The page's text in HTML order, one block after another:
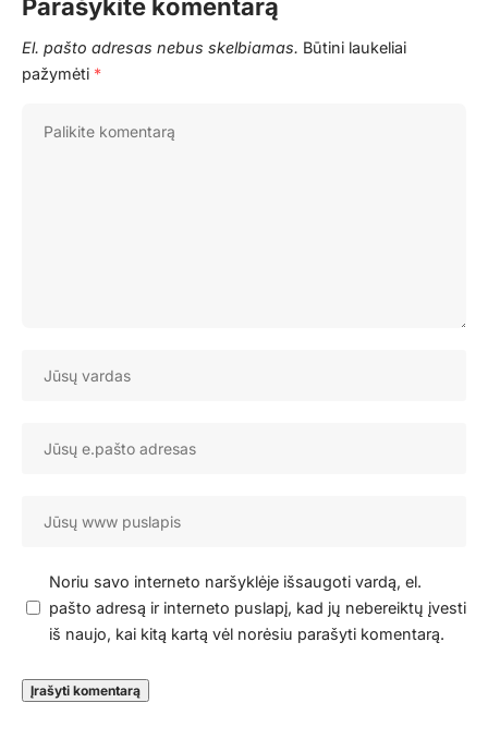
Parašykite komentarą
El. pašto adresas nebus skelbiamas. Būtini laukeliai
pažymėti *
Noriu savo interneto naršyklėje išsaugoti vardą, el.
pašto adresą ir interneto puslapį, kad jų nebereiktų įvesti
iš naujo, kai kitą kartą vėl norėsiu parašyti komentarą.